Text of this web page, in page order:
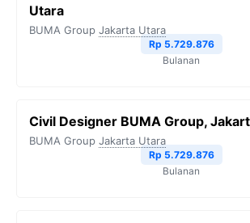
Utara
BUMA Group Jakarta Utara
Rp 5.729.876
Bulanan
Civil Designer BUMA Group,
BUMA Group Jakarta Utara
Rp 5.729.876
Bulanan